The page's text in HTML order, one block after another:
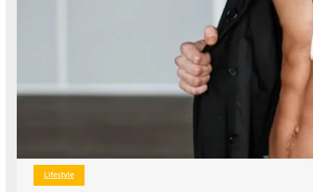
Lifestyle